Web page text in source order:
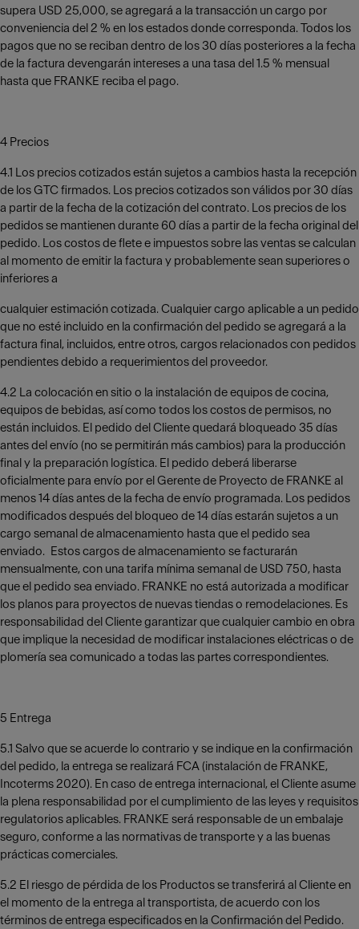
supera USD 25,000, se agregará a la transacción un cargo por
conveniencia del 2 % en los estados donde corresponda. Todos los
pagos que no se reciban dentro de los 30 días posteriores a la fecha
de la factura devengarán intereses a una tasa del 1.5 % mensual
hasta que FRANKE reciba el pago.
4 Precios
4.1 Los precios cotizados están sujetos a cambios hasta la recepción
de los GTC firmados. Los precios cotizados son válidos por 30 días
a partir de la fecha de la cotización del contrato. Los precios de los
pedidos se mantienen durante 60 días a partir de la fecha original del
pedido. Los costos de flete e impuestos sobre las ventas se calculan
al momento de emitir la factura y probablemente sean superiores o
inferiores a
cualquier estimación cotizada. Cualquier cargo aplicable a un pedido
que no esté incluido en la confirmación del pedido se agregará a la
factura final, incluidos, entre otros, cargos relacionados con pedidos
pendientes debido a requerimientos del proveedor.
4.2 La colocación en sitio o la instalación de equipos de cocina,
equipos de bebidas, así como todos los costos de permisos, no
están incluidos. El pedido del Cliente quedará bloqueado 35 días
antes del envío (no se permitirán más cambios) para la producción
final y la preparación logística. El pedido deberá liberarse
oficialmente para envío por el Gerente de Proyecto de FRANKE al
menos 14 días antes de la fecha de envío programada. Los pedidos
modificados después del bloqueo de 14 días estarán sujetos a un
cargo semanal de almacenamiento hasta que el pedido sea
enviado. Estos cargos de almacenamiento se facturarán
mensualmente, con una tarifa mínima semanal de USD 750, hasta
que el pedido sea enviado. FRANKE no está autorizada a modificar
los planos para proyectos de nuevas tiendas o remodelaciones. Es
responsabilidad del Cliente garantizar que cualquier cambio en obra
que implique la necesidad de modificar instalaciones eléctricas o de
plomería sea comunicado a todas las partes correspondientes.
5 Entrega
5.1 Salvo que se acuerde lo contrario y se indique en la confirmación
del pedido, la entrega se realizará FCA (instalación de FRANKE,
Incoterms 2020). En caso de entrega internacional, el Cliente asume
la plena responsabilidad por el cumplimiento de las leyes y requisitos
regulatorios aplicables. FRANKE será responsable de un embalaje
seguro, conforme a las normativas de transporte y a las buenas
prácticas comerciales.
5.2 El riesgo de pérdida de los Productos se transferirá al Cliente en
el momento de la entrega al transportista, de acuerdo con los
términos de entrega especificados en la Confirmación del Pedido.